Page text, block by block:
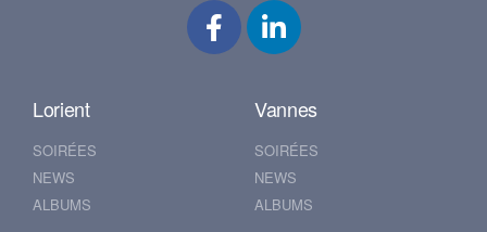
Lorient
SOIRÉES
NEWS
ALBUMS
Vannes
SOIRÉES
NEWS
ALBUMS